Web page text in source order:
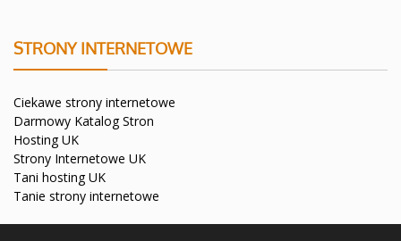
STRONY INTERNETOWE
Ciekawe strony internetowe
Darmowy Katalog Stron
Hosting UK
Strony Internetowe UK
Tani hosting UK
Tanie strony internetowe